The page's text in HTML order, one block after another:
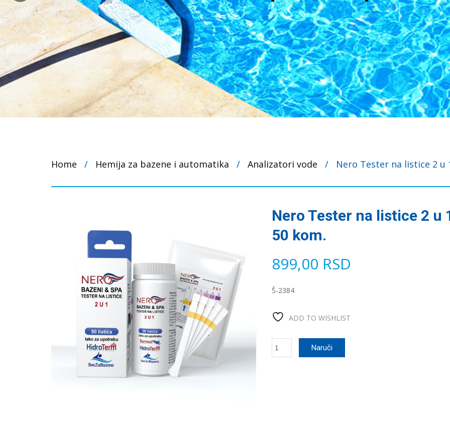
Home / Hemija za bazene i automatika / Analizatori vode / Nero Tester na listice 2 u
Nero Tester na listice 2 u
50 kom.
899,00 RSD
Š-2384
ADD TO WISHLIST
Nero
Tester
Naruči